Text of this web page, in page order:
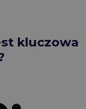
kluczowa